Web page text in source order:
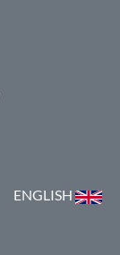
ENGLISH